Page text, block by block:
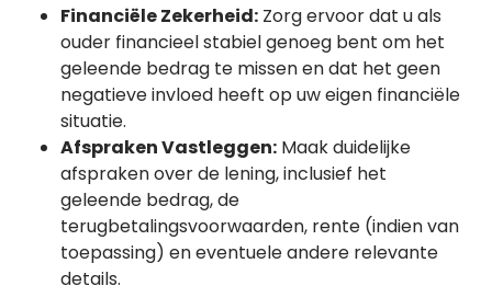
Financiële Zekerheid: Zorg ervoor dat u als
ouder financieel stabiel genoeg bent om het
geleende bedrag te missen en dat het geen
negatieve invloed heeft op uw eigen financiële
situatie.
Afspraken Vastleggen: Maak duidelijke
afspraken over de lening, inclusief het
geleende bedrag, de
terugbetalingsvoorwaarden, rente (indien van
toepassing) en eventuele andere relevante
details.